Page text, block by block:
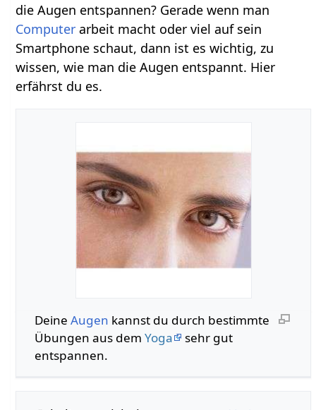
die Augen entspannen? Gerade wenn man
Computer arbeit macht oder viel auf sein
Smartphone schaut, dann ist es wichtig, zu
wissen, wie man die Augen entspannt. Hier
erfährst du es.
Deine Augen kannst du durch bestimmte
Übungen aus dem Yoga
sehr gut
entspannen.